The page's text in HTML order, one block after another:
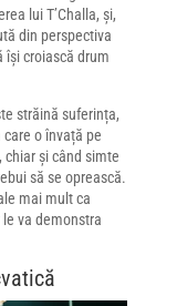
lui T’Challa, și,
din perspectiva
își croiască drum
străină suferința,
o învață pe
chiar și când simte
să se oprească.
mai mult ca
va demonstra